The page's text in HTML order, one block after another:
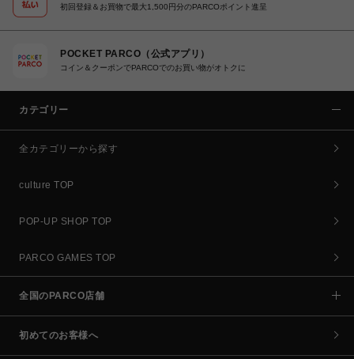
初回登録＆お買物で最大1,500円分のPARCOポイント進呈
POCKET PARCO（公式アプリ）
コイン＆クーポンでPARCOでのお買い物がオトクに
カテゴリー
全カテゴリーから探す
culture TOP
POP-UP SHOP TOP
PARCO GAMES TOP
全国のPARCO店舗
初めてのお客様へ